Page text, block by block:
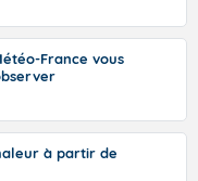
France vous
à partir de